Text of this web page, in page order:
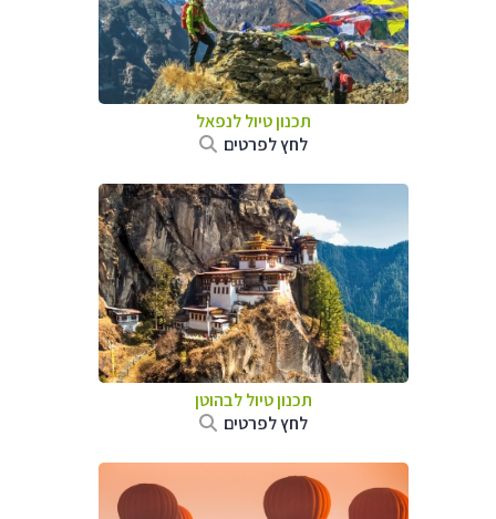
תכנון טיול לנפאל
לחץ לפרטים
תכנון טיול לבהוטן
לחץ לפרטים